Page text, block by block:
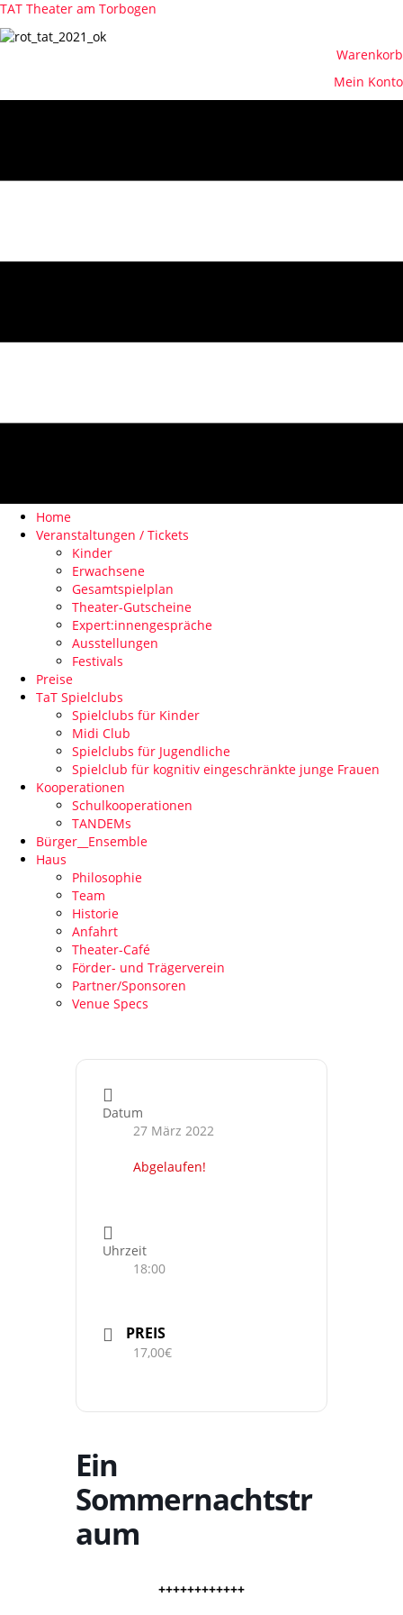
TAT Theater am Torbogen
Warenkorb
Mein Konto
Home
Veranstaltungen / Tickets
Kinder
Erwachsene
Gesamtspielplan
Theater-Gutscheine
Expert:innengespräche
Ausstellungen
Festivals
Preise
TaT Spielclubs
Spielclubs für Kinder
Midi Club
Spielclubs für Jugendliche
Spielclub für kognitiv eingeschränkte junge Frauen
Kooperationen
Schulkooperationen
TANDEMs
Bürger__Ensemble
Haus
Philosophie
Team
Historie
Anfahrt
Theater-Café
Förder- und Trägerverein
Partner/Sponsoren
Venue Specs
Datum
27 März 2022
Abgelaufen!
Uhrzeit
18:00
PREIS
17,00€
Ein
Sommernachtstr
aum
++++++++++++